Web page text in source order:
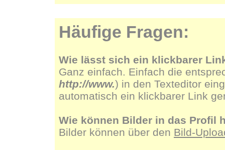
Häufige Fragen:
Wie lässt sich ein klickbarer
Ganz einfach. Einfach die
http://www.) in den Texteditor
automatisch ein klickbarer Link
Wie können Bilder in das Profil
Bilder können über den Bild-